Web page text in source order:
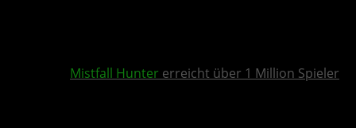
Mistfall Hunter erreicht über 1 Million Spieler